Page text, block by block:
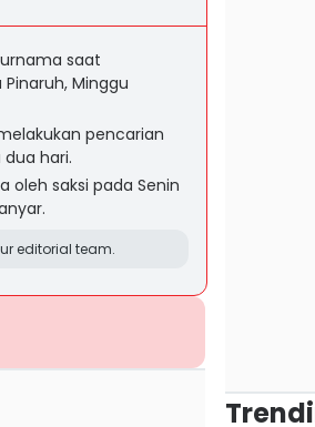
saat
Minggu
pencarian
hari.
oleh saksi pada Senin
editorial team.